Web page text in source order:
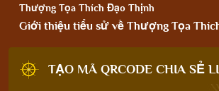
Thượng Tọa Thích Đạo Thịnh
Giới thiệu tiểu sử về Thượng Tọa
TẠO MÃ QRCODE CHIA SẺ